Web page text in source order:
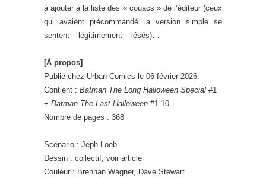
à ajouter à la liste des « couacs » de l’éditeur (ceux
qui avaient précommandé la version simple se
sentent – légitimement – lésés)…
[À propos]
Publié chez Urban Comics le 06 février 2026.
Contient : Batman The Long Halloween Special #1
+ Batman The Last Halloween #1-10
Nombre de pages : 368
Scénario : Jeph Loeb
Dessin : collectif, voir article
Couleur : Brennan Wagner, Dave Stewart